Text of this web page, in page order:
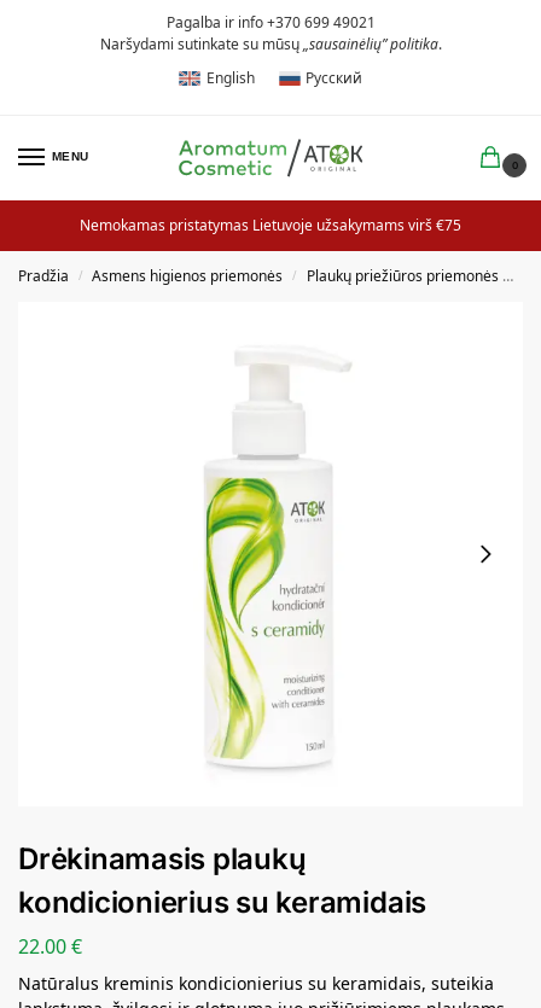
Pagalba ir info +370 699 49021
Naršydami sutinkate su mūsų„sausainėlių” politika.
English
Русский
MENU
0
Nemokamas pristatymas Lietuvoje užsakymams virš €75
Pradžia / Asmens higienos priemonės / Plaukų priežiūros priemonės
Drėkinamasis plaukų
kondicionierius su keramidais
22.00€
Natūralus kreminis kondicionierius su keramidais, suteikia